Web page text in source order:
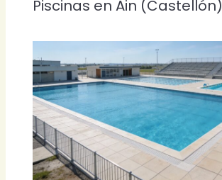
Piscinas en Ain (Castellón)